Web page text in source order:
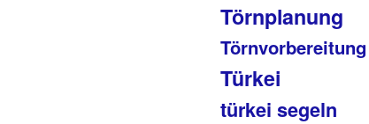
Törnplanung
Törnvorbereitung
Türkei
türkei segeln